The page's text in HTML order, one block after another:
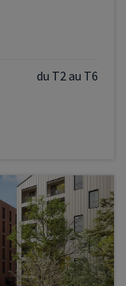
du T2 au T6